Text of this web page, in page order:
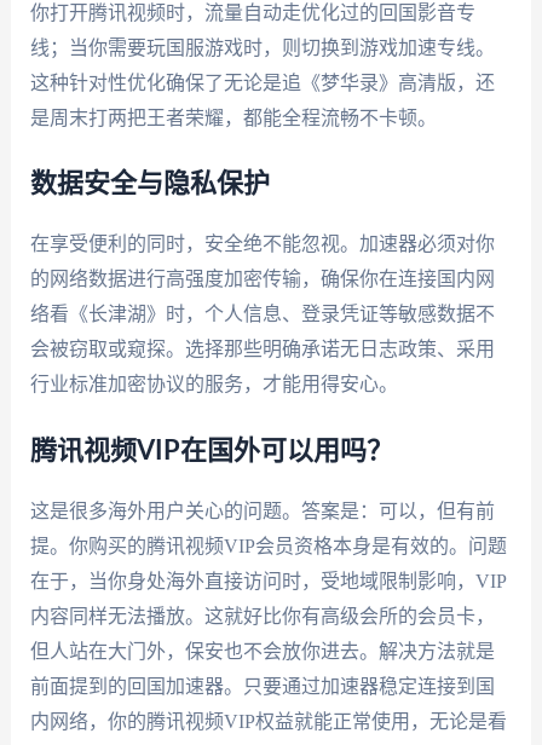
你打开腾讯视频时，流量自动走优化过的回国影音专
线；当你需要玩国服游戏时，则切换到游戏加速专线。
这种针对性优化确保了无论是追《梦华录》高清版，还
是周末打两把王者荣耀，都能全程流畅不卡顿。
数据安全与隐私保护
在享受便利的同时，安全绝不能忽视。加速器必须对你
的网络数据进行高强度加密传输，确保你在连接国内网
络看《长津湖》时，个人信息、登录凭证等敏感数据不
会被窃取或窥探。选择那些明确承诺无日志政策、采用
行业标准加密协议的服务，才能用得安心。
腾讯视频VIP在国外可以用吗？
这是很多海外用户关心的问题。答案是：可以，但有前
提。你购买的腾讯视频VIP会员资格本身是有效的。问题
在于，当你身处海外直接访问时，受地域限制影响，VIP
内容同样无法播放。这就好比你有高级会所的会员卡，
但人站在大门外，保安也不会放你进去。解决方法就是
前面提到的回国加速器。只要通过加速器稳定连接到国
内网络，你的腾讯视频VIP权益就能正常使用，无论是看